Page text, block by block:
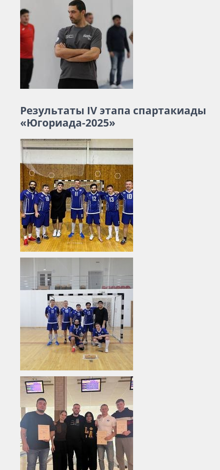
Результаты IV этапа спартакиады
«Югориада-2025»